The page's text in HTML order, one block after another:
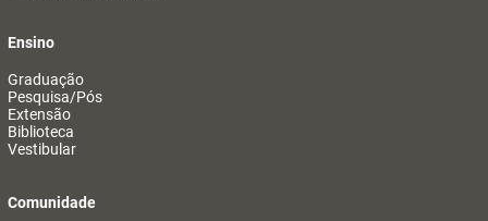
Ensino
Graduação
Pesquisa/Pós
Extensão
Biblioteca
Vestibular
Comunidade